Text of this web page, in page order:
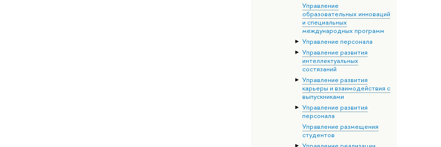
Управление
образовательных инноваций
и специальных
международных программ
Управление персонала
Управление развития
интеллектуальных
состязаний
Управление развития
карьеры и взаимодействия с
выпускниками
Управление развития
персонала
Управление размещения
студентов